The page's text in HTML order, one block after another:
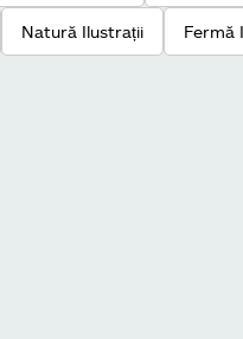
Natură Ilustrații Fermă